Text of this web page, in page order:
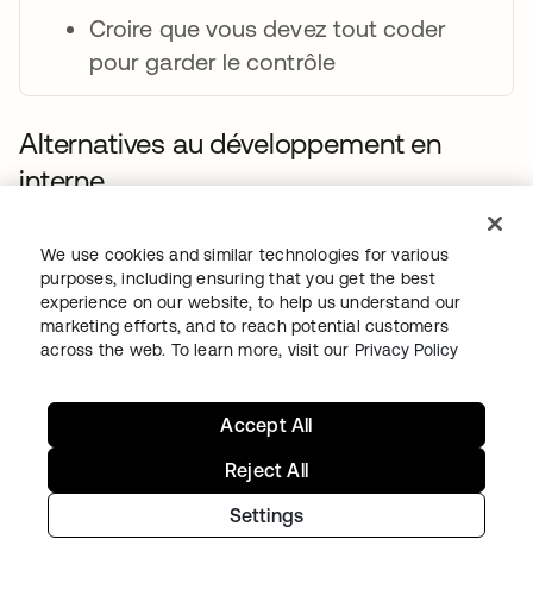
Croire que vous devez tout coder
pour garder le contrôle
Alternatives au développement en
interne
interne présente des avantages, tout comme
la possibilité de garder le contrôle sur
certaines parties de votre pile. À condition
d’avoir du temps, du personnel qualifié et du
budget. Mais si le coût global d’un
développement en interne n’est pas en
adéquation avec vos objectifs, la prochaine
étape logique consiste à se décharger d’une
partie de ce fardeau en adoptant un outil prêt
We use cookies and similar technologies for various
purposes, including ensuring that you get the best
experience on our website, to help us understand our
marketing efforts, and to reach potential customers
across the web. To learn more, visit our Privacy Policy
Settings
Reject All
Accept All